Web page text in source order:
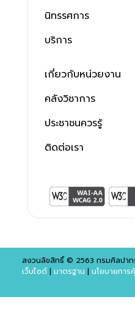
นิทรรศการ
บริการ
เกี่ยวกับหน่วยงาน
คลังวิชาการ
ประชาชนควรรู้
ติดต่อเรา
สงวนลิขสิทธิ์ © 2563 กรมศิลปา
เว็บไซต์| มาตรฐาน | นโยบายกา